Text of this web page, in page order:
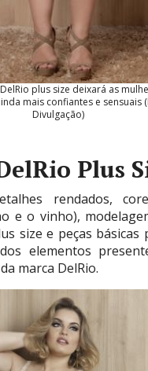
plus size deixará as
mais confiantes e sensuais
Divulgação)
Plus
rendados,
e o vinho),
size e peças básicas
elementos
marca DelRio.